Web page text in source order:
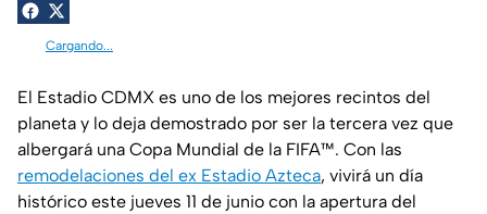
Cargando...
El Estadio CDMX es uno de los mejores recintos del
planeta y lo deja demostrado por ser la tercera vez que
albergará una Copa Mundial de la FIFA™. Con las
remodelaciones del ex Estadio Azteca, vivirá un día
histórico este jueves 11 de junio con la apertura del